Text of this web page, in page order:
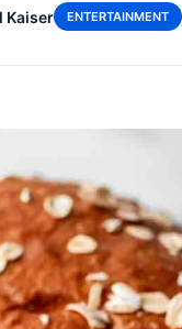
Kaiser ENTERTAINMENT